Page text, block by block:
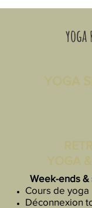
yoga
YOGA
YOGA &
Week-ends &
Cours de yoga
Déconnexion